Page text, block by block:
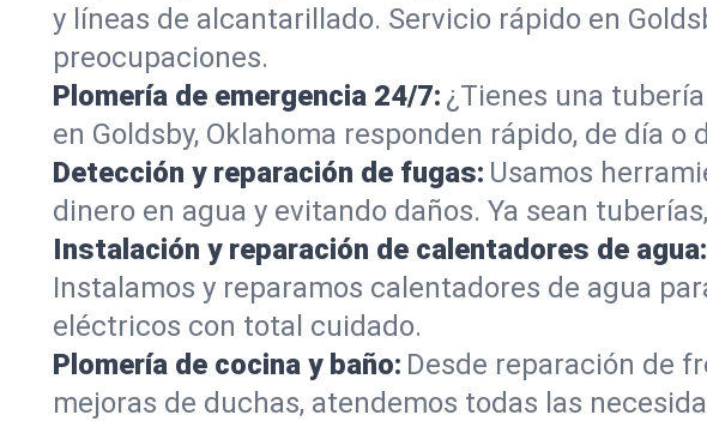
y líneas de alcantarillado. Servicio rápido en
preocupaciones.
Plomería de emergencia 24/7: ¿Tienes una
en Goldsby, Oklahoma responden rápido, de día
Detección y reparación de fugas: Usamos
dinero en agua y evitando daños. Ya sean
Instalación y reparación de calentadores de agua:
Instalamos y reparamos calentadores de agua
eléctricos con total cuidado.
Plomería de cocina y baño: Desde reparación de
mejoras de duchas, atendemos todas las